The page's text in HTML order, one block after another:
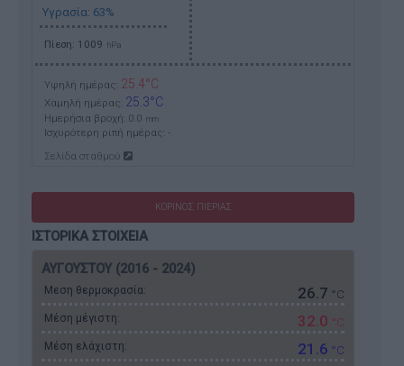
Υγρασία: 63%
Πίεση: 1009 hPa
Υψηλή ημέρας: 25.4°C
Χαμηλή ημέρας: 25.3°C
Ημερήσια βροχή: 0.0 mm
Ισχυρότερη ριπή ημέρας: -
Σελίδα σταθμού
ΚΟΡΙΝΟΣ ΠΙΕΡΙΑΣ
ΙΣΤΟΡΙΚΑ ΣΤΟΙΧΕΙΑ
ΑΥΓΟΥΣΤΟΥ (2016 - 2024)
Μεση θερμοκρασία: 26.7 °C
Μέση μέγιστη: 32.0 °C
Μέση ελάχιστη: 21.6 °C